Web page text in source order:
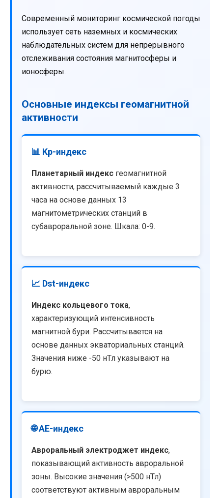
Современный мониторинг космической погоды
использует сеть наземных и космических
наблюдательных систем для непрерывного
отслеживания состояния магнитосферы и
ионосферы.
Основные индексы геомагнитной
активности
📊 Kp-индекс
Планетарный индекс геомагнитной
активности, рассчитываемый каждые 3
часа на основе данных 13
магнитометрических станций в
субавроральной зоне. Шкала: 0-9.
📈 Dst-индекс
Индекс кольцевого тока,
характеризующий интенсивность
магнитной бури. Рассчитывается на
основе данных экваториальных станций.
Значения ниже -50 нТл указывают на
бурю.
🌐 AE-индекс
Авроральный электроджет индекс,
показывающий активность авроральной
зоны. Высокие значения (>500 нТл)
соответствуют активным авроральным